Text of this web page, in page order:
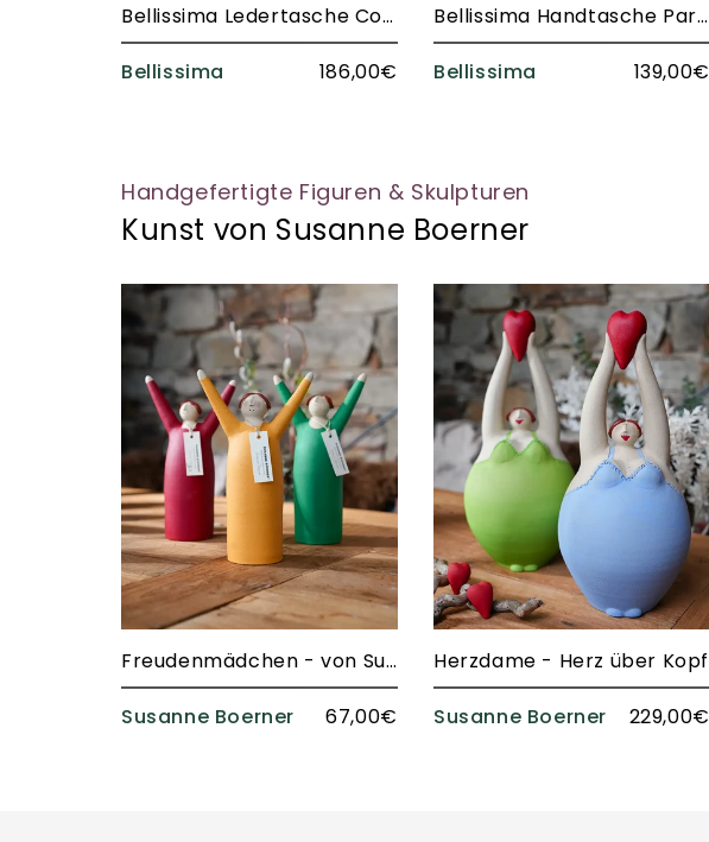
Bellissima Ledertasche Compagnion - 2610
Bellissima 186,00€
Bellissima Handtasche Paris 710
Bellissima 139,00€
Handgefertigte Figuren & Skulpturen
Kunst von Susanne Boerner
Freudenmädchen - von Susanne Boerner
Susanne Boerner 67,00€
Herzdame - Herz über Kopf
Susanne Boerner 229,00€